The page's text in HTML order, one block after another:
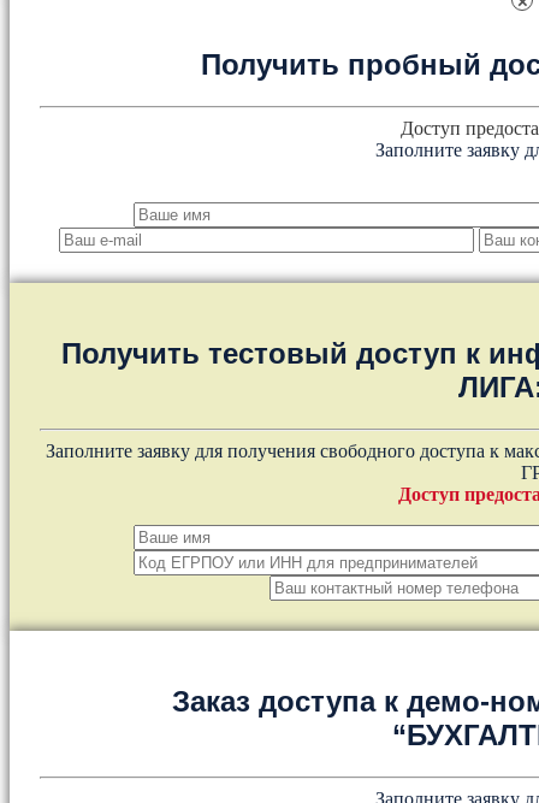
Получить пробный
Доступ
Заполните заявку
Получить тестовый доступ к
Заполните заявку для получения свободного доступа к
Доступ
Заказ доступа к демо-
Заполните заявку